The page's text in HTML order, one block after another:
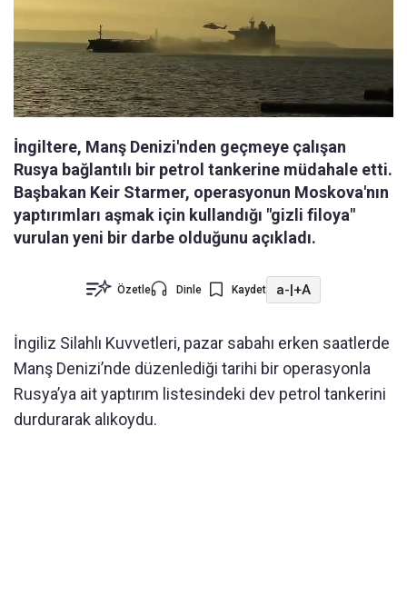
İngiltere, Manş Denizi'nden geçmeye çalışan
Rusya bağlantılı bir petrol tankerine müdahale etti.
Başbakan Keir Starmer, operasyonun Moskova'nın
yaptırımları aşmak için kullandığı "gizli filoya"
vurulan yeni bir darbe olduğunu açıkladı.
Özetle Dinle Kaydet a-|+A
İngiliz Silahlı Kuvvetleri, pazar sabahı erken saatlerde
Manş Denizi’nde düzenlediği tarihi bir operasyonla
Rusya’ya ait yaptırım listesindeki dev petrol tankerini
durdurarak alıkoydu.